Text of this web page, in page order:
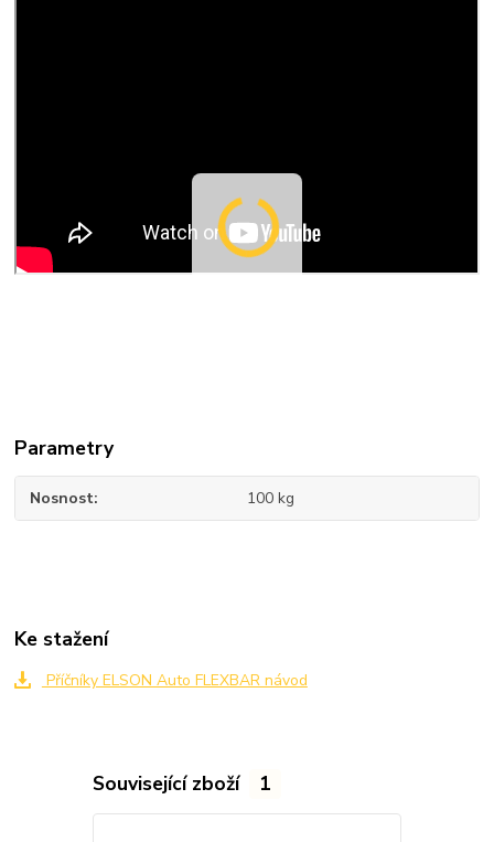
Parametry
Nosnost 100 kg
Ke stažení
Příčníky ELSON Auto FLEXBAR návod
Související zboží 1